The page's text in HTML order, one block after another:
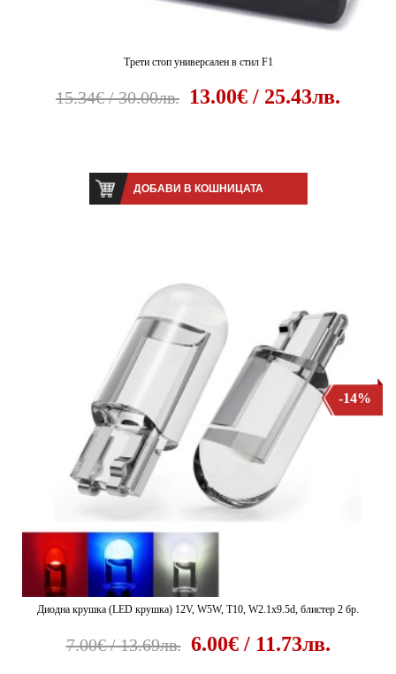
Трети стоп универсален в стил F1
15.34€ / 30.00лв. 13.00€ / 25.43лв.
ДОБАВИ В КОШНИЦАТА
Диодна крушка (LED крушка) 12V, W5W, T10, W2.1x9.5d, блистер 2 бр.
7.00€ / 13.69лв. 6.00€ / 11.73лв.
-14%